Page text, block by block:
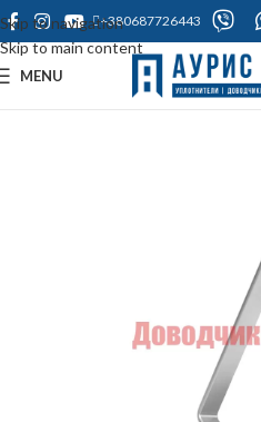
Skip to navigation
Skip to main content
+380687726443
MENU